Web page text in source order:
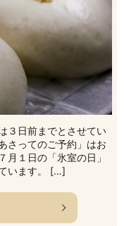
３日前までとさせてい
さってのご予約」はお
１日の「氷室の日」
います。 […]